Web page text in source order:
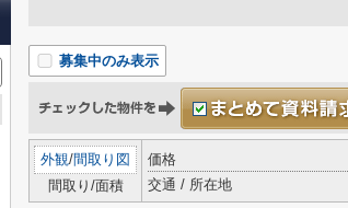
募集中のみ表示
外観/間取り図
間取り/面積
価格
交通 / 所在地